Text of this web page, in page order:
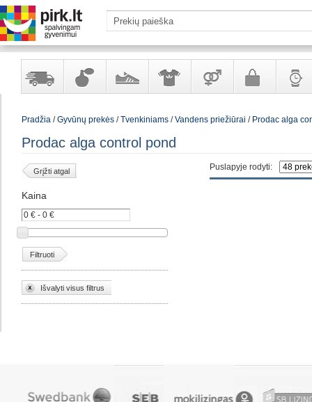
Yra
Kvepalai
kosmetika
AvalynėApranga
aksesuarai
Prekės
Galanterija
Pradžia/Gyvūnų prekės/Tvenkiniams/Vandens priežiūrai / Prodac alga
Prodac alga control pond
Puslapyje rodyti:
Grįžti atgal
Kaina
Filtruoti
Išvalyti visus filtrus